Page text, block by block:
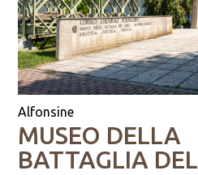
Alfonsine
MUSEO DELLA
BATTAGLIA